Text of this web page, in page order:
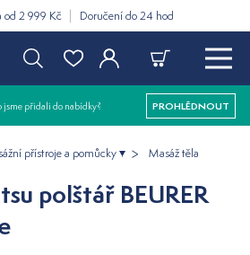
od 2 999 Kč Doručení do 24 hod
jsme přidali do nabídky? PROHLÉDNOUT
přístroje a pomůcky Masáž těla
polštář BEURER